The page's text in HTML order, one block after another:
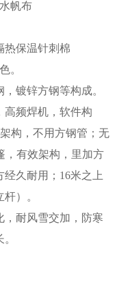
帆布
热保温针刺棉
。
镀锌方钢等构成。
高频焊机，软件构
构，不用方钢管；无
，有效架构，里加方
久耐用；16米之上
）。
，耐风雪交加，防寒